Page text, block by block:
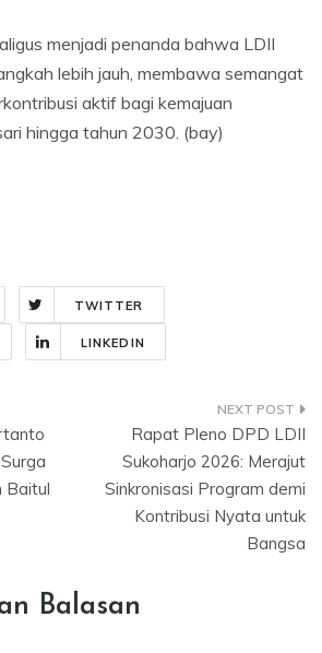
menjadi penanda bahwa LDII
lebih jauh, membawa semangat
aktif bagi kemajuan
hingga tahun 2030. (bay)
TWITTER
LINKEDIN
Baitul
Rapat Pleno DPD LDII
Sukoharjo 2026: Merajut
Sinkronisasi Program demi
Kontribusi Nyata untuk
Bangsa
Balasan